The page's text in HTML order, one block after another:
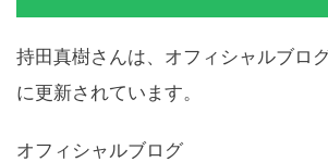
持田真樹さんは、オフィシャルブロ
に更新されています。
オフィシャルブログ